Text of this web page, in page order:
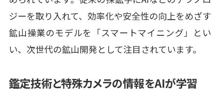
ジーを取り入れて、効率化や安全性の向上をめざす
鉱山操業のモデルを「スマートマイニング」とい
い、次世代の鉱山開発として注目されています。
鑑定技術と特殊カメラの情報をAIが学習